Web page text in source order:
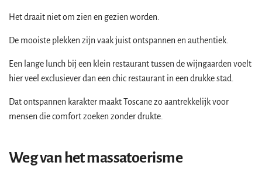
Het draait niet om zien en gezien worden.
De mooiste plekken zijn vaak juist ontspannen en authentiek.
Een lange lunch bij een klein restaurant tussen de wijngaarden voelt
hier veel exclusiever dan een chic restaurant in een drukke stad.
Dat ontspannen karakter maakt Toscane zo aantrekkelijk voor
mensen die comfort zoeken zonder drukte.
Weg van het massatoerisme